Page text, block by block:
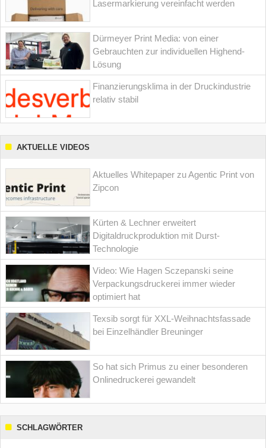
Lasermarkierung vereinfacht werden
Dürmeyer Print Media: von einer
Gebrauchten zur individuellen Highend-
Lösung
Finanzierungsklima in der Druckindustrie
relativ stabil
AKTUELLE VIDEOS
Aktuelles Whitepaper zu Agentic Print von
Zipcon
Kürten & Lechner erweitert
Digitaldruckproduktion mit Durst-
Technologie
Video: Wie Hagen Sczepanski seine
Verpackungsdruckerei immer wieder
optimiert hat
Texsib sorgt für XXL-Weihnachtsfassade
bei Einzelhändler Breuninger
So hat sich Primus zu einer besonderen
Onlinedruckerei gewandelt
SCHLAGWÖRTER